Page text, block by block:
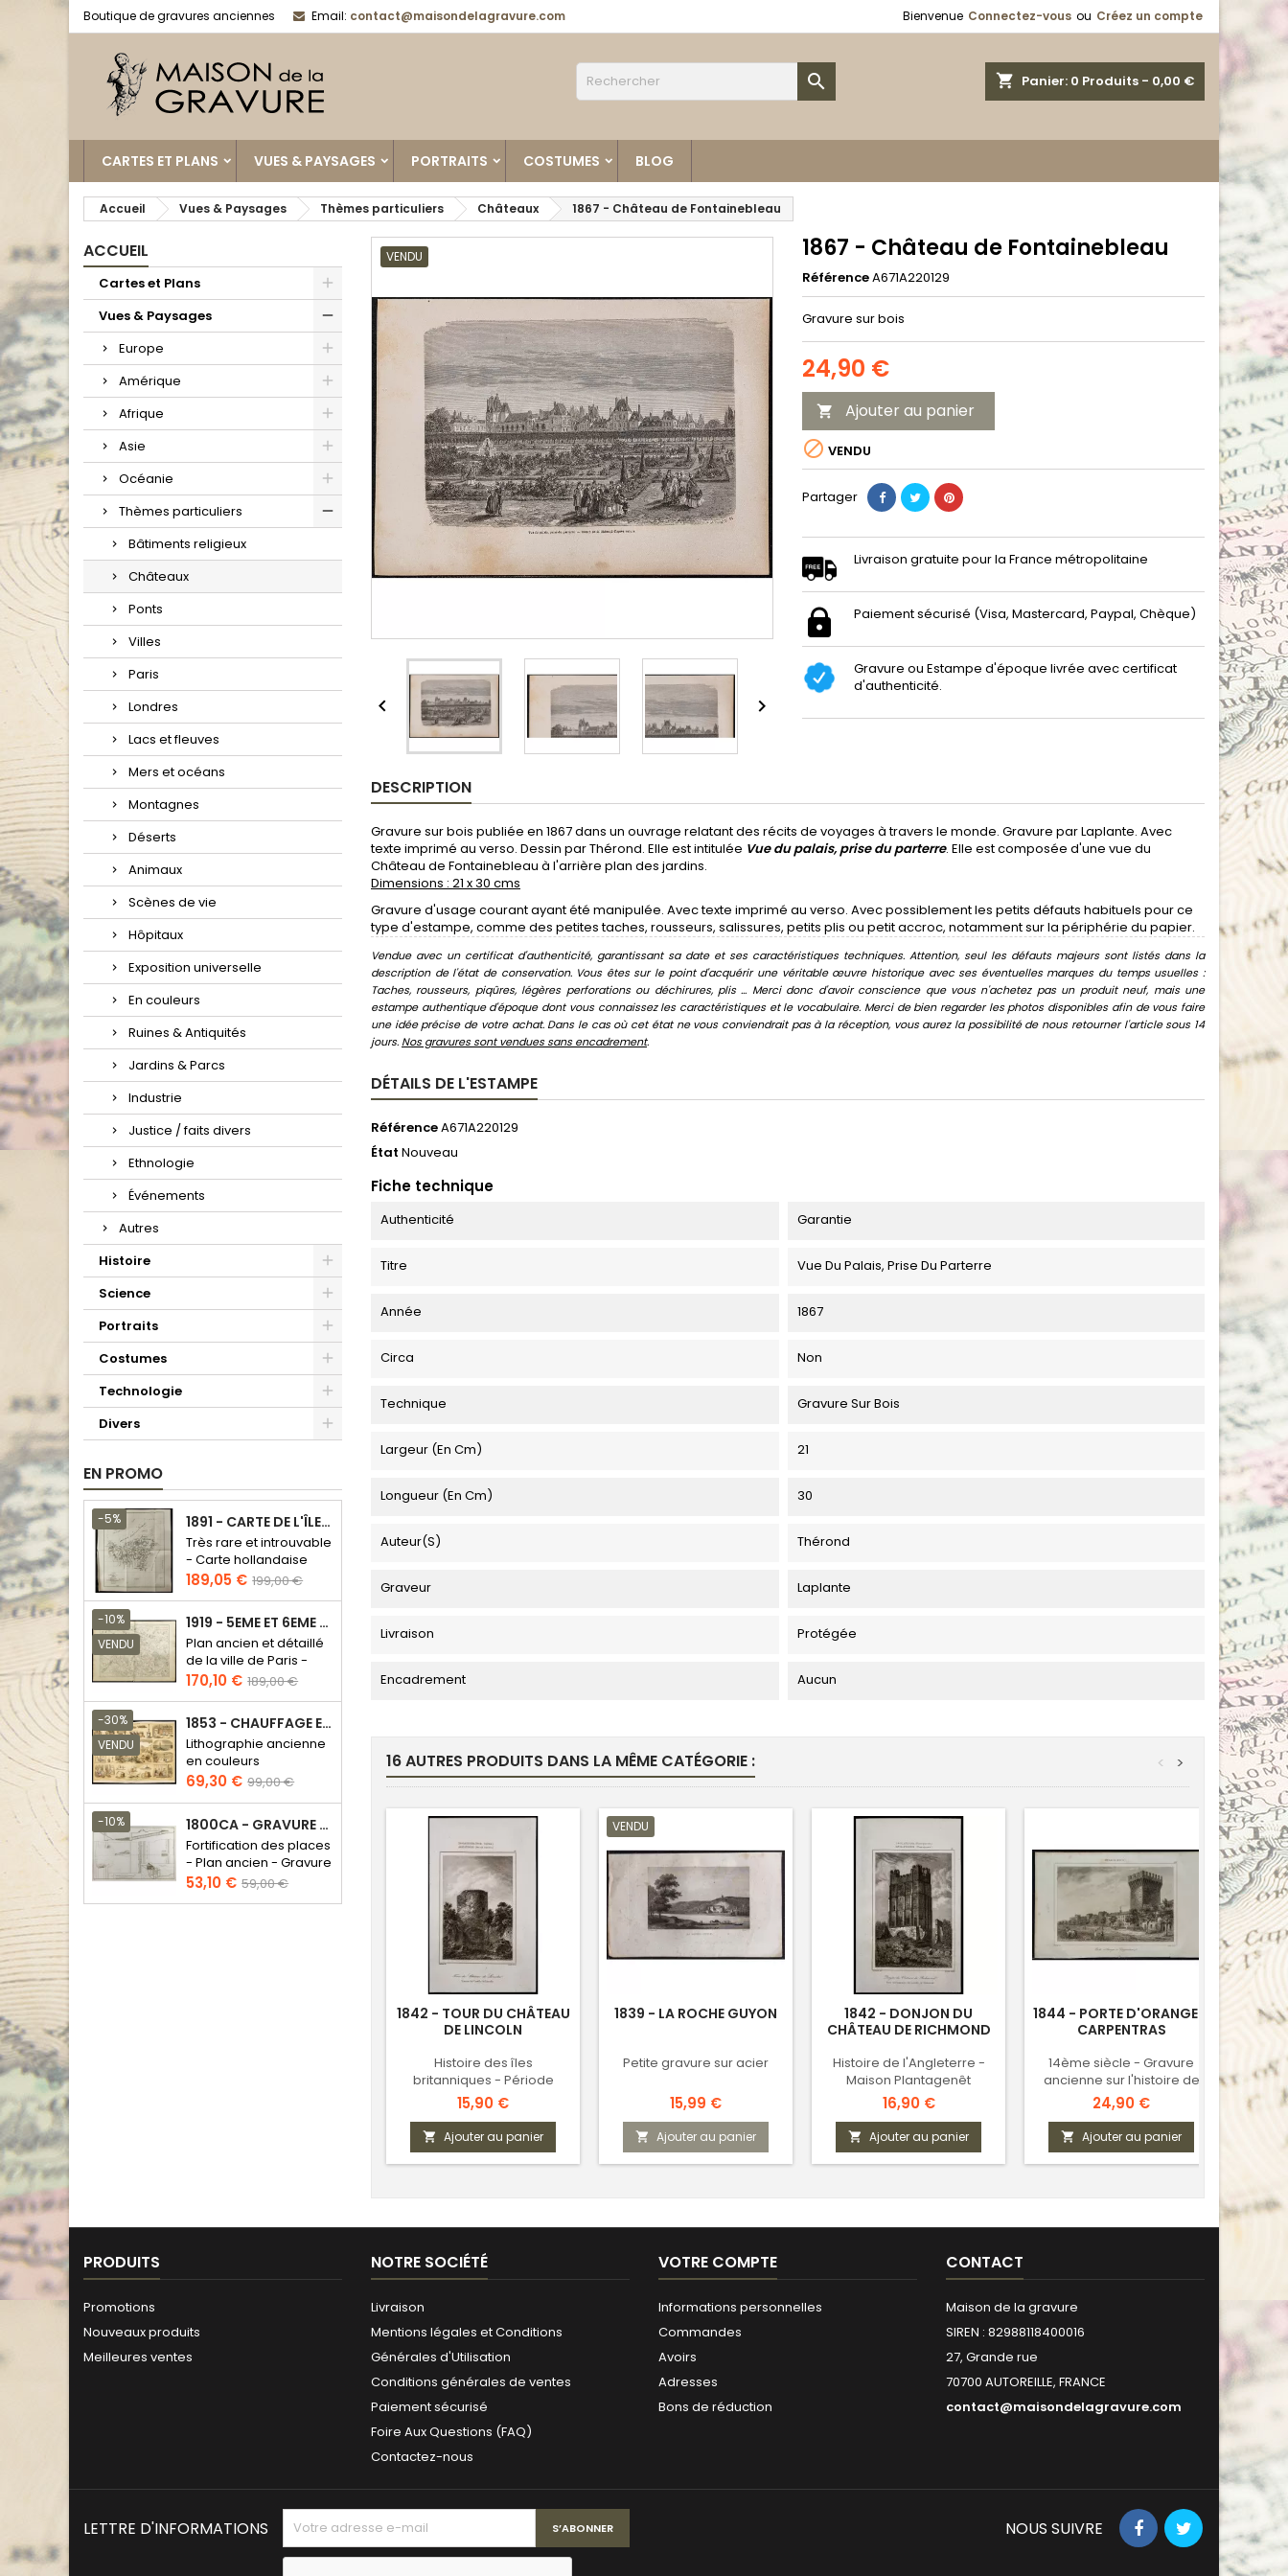
Boutique de gravures anciennes Email: contact@maisondelagravure.com Bienvenue Connectez-vous ou Créez un compte
shopping_cart Panier: 0 Produits - 0,00 €

CARTES ET PLANS VUES & PAYSAGES PORTRAITS COSTUMES BLOG
Accueil Vues & Paysages Thèmes particuliers Châteaux 1867 - Château de Fontainebleau
ACCUEIL
Cartes et Plans
Vues & Paysages
Europe
Amérique
Afrique
Asie
Océanie
Thèmes particuliers
Bâtiments religieux
Châteaux
Ponts
Villes
Paris
Londres
Lacs et fleuves
Mers et océans
Montagnes
Déserts
Animaux
Scènes de vie
Hôpitaux
Exposition universelle
En couleurs
Ruines & Antiquités
Jardins & Parcs
Industrie
Justice / faits divers
Ethnologie
Événements
Autres
Histoire
Science
Portraits
Costumes
Technologie
Divers
EN PROMO
-5% 1891 - CARTE DE L'ÎLE DE BORNÉO
Très rare et introuvable
- Carte hollandaise
Prix
189,05 € Prix
de
base
199,00 €
-10%
VENDU
1919 - 5EME ET 6EME ARRONDISSEMENT DE PARIS
Plan ancien et détaillé
de la ville de Paris -
Odéon - Sorbonne
Prix
170,10 € Prix
de
base
189,00 €
-30%
VENDU
1853 - CHAUFFAGE ET ÉCLAIRAGE (LITHOGRAPHIE)
Lithographie ancienne
en couleurs
Prix
69,30 € Prix
de
base
99,00 €
-10% 1800CA - GRAVURE ARCHITECTURE MILITAIRE - ATTAQUE ET DÉFENSE
Fortification des places
- Plan ancien - Gravure
en taille douce
Prix
53,10 € Prix
de
59,00 €
VENDU
 
1867 - Château de Fontainebleau
RéférenceA671A220129
Gravure sur bois
24,90 €
 Ajouter au panier
 VENDU
Partager
Livraison gratuite pour la France métropolitaine
Paiement sécurisé (Visa, Mastercard, Paypal, Chèque)
Gravure ou Estampe d'époque livrée avec certificat
d'authenticité.
DESCRIPTION
Gravure sur bois publiée en 1867 dans un ouvrage relatant des récits de voyages à travers le monde. Gravure par Laplante. Avec
texte imprimé au verso. Dessin par Thérond. Elle est intitulée Vue du palais, prise du parterre. Elle est composée d'une vue du
Château de Fontainebleau à l'arrière plan des jardins.
Dimensions : 21 x 30 cms
Gravure d'usage courant ayant été manipulée. Avec texte imprimé au verso. Avec possiblement les petits défauts habituels pour ce
type d'estampe, comme des petites taches, rousseurs, salissures, petits plis ou petit accroc, notamment sur la périphérie du papier.
Vendue avec un certificat d'authenticité, garantissant sa date et ses caractéristiques techniques. Attention, seul les défauts majeurs sont listés dans la
description de l'état de conservation. Vous êtes sur le point d'acquérir une véritable œuvre historique avec ses éventuelles marques du temps usuelles :
Taches, rousseurs, piqûres, légères perforations ou déchirures, plis ... Merci donc d'avoir conscience que vous n'achetez pas un produit neuf, mais une
estampe authentique d'époque dont vous connaissez les caractéristiques et le vocabulaire. Merci de bien regarder les photos disponibles afin de vous faire
une idée précise de votre achat. Dans le cas où cet état ne vous conviendrait pas à la réception, vous aurez la possibilité de nous retourner l'article sous 14
jours. Nos gravures sont vendues sans encadrement.
DÉTAILS DE L'ESTAMPE
RéférenceA671A220129
État Nouveau
Fiche technique
Authenticité Garantie
Titre Vue Du Palais, Prise Du Parterre
Année 1867
Circa Non
Technique Gravure Sur Bois
Largeur (en Cm) 21
Longueur (en Cm) 30
Auteur(s) Thérond
Graveur Laplante
Livraison Protégée
Encadrement Aucun
16 AUTRES PRODUITS DANS LA MÊME CATÉGORIE : >
<
1842 - TOUR DU CHÂTEAU
DE LINCOLN
Histoire des îles
britanniques - Période
saxonne
Prix
15,90 €
 Ajouter au panier
VENDU
1839 - LA ROCHE GUYON
Petite gravure sur acier
Prix
15,99 €
 Ajouter au panier
1842 - DONJON DU
CHÂTEAU DE RICHMOND
Histoire de l'Angleterre -
Maison Plantagenêt
Prix
16,90 €
 Ajouter au panier
1844 - PORTE D'ORANGE À
CARPENTRAS
14ème siècle - Gravure
ancienne sur l'histoire de
France
Prix
24,90 €
 Ajouter au panier 
PRODUITS
Promotions
Nouveaux produits
Meilleures ventes
NOTRE SOCIÉTÉ
Livraison
Mentions légales et Conditions
Générales d'Utilisation
Conditions générales de ventes
Paiement sécurisé
Foire Aux Questions (FAQ)
Contactez-nous
VOTRE COMPTE
Informations personnelles
Commandes
Avoirs
Adresses
Bons de réduction
CONTACT
Maison de la gravure
SIREN : 82988118400016
27, Grande rue
70700 AUTOREILLE, FRANCE
contact@maisondelagravure.com
LETTRE D'INFORMATIONS NOUS SUIVRE